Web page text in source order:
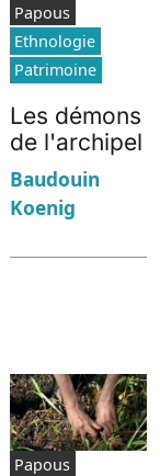
Papous
Ethnologie
Patrimoine
Les démons
de l'archipel
Baudouin
Koenig
Papous